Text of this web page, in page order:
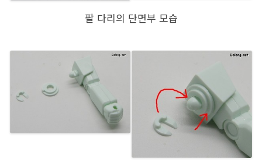
팔 다리의 단면부 모습